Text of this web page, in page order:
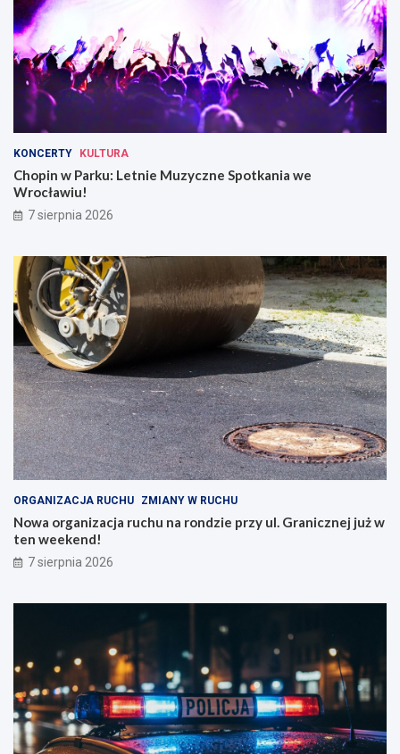
KONCERTY KULTURA
Chopin w Parku: Letnie Muzyczne Spotkania we
Wrocławiu!
7 sierpnia 2026
ORGANIZACJA RUCHU ZMIANY W RUCHU
Nowa organizacja ruchu na rondzie przy ul. Granicznej już w
ten weekend!
7 sierpnia 2026